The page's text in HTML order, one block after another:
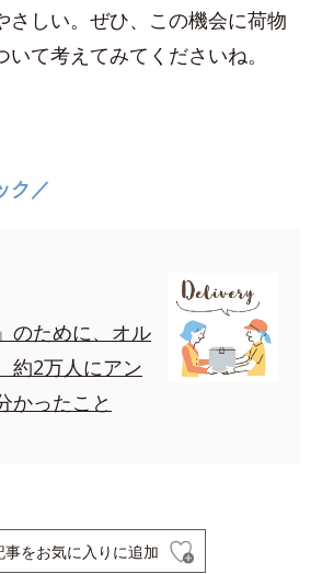
さしい。ぜひ、この機会に荷物
て考えてみてくださいね。
ク／
のために、オル
約2万人にアン
かったこと
事をお気に入りに追加